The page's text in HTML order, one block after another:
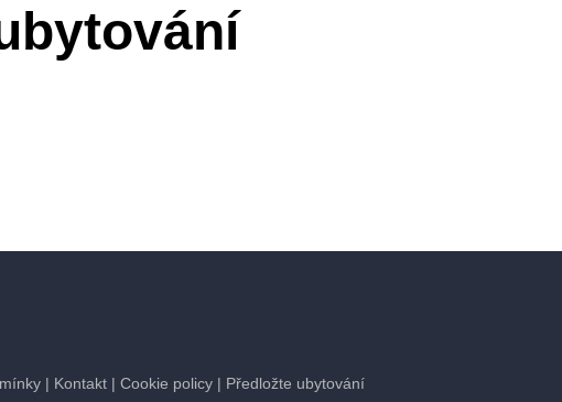
| Kontakt | Cookie policy | Předložte ubytování